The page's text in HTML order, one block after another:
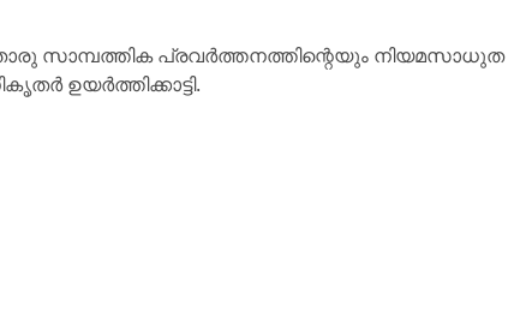
സാമ്പത്തിക പ്രവർത്തനത്തിന്റെയും നിയമസാധുത
ഉയർത്തിക്കാട്ടി.